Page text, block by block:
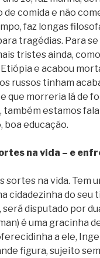
comida e não
faz longas
tragédias. Para
tristes ainda,
e acabou
russos tinham
que morreria lá de
também estamos
boa educação.
na vida – e
sortes na vida. Tem
cidadezinha do seu
será disputado por
é uma gracinha
a ele,
figura, sujeito